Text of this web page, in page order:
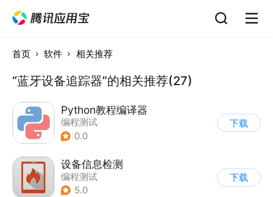
首页 软件 相关推荐
“蓝牙设备追踪器”的相关推荐(27)
Python教程编译器
编程测试
0.0
下载
设备信息检测
编程测试
5.0
下载